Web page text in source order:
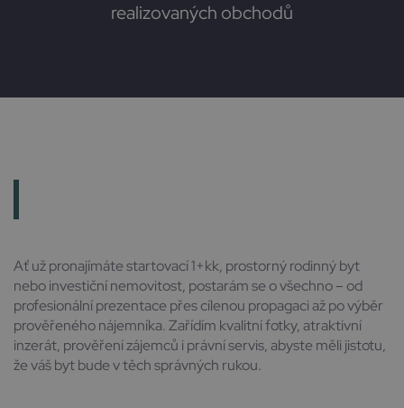
realizovaných obchodů
Ať už pronajímáte startovací 1+kk, prostorný rodinný byt
nebo investiční nemovitost, postarám se o všechno – od
profesionální prezentace přes cílenou propagaci až po výběr
prověřeného nájemníka. Zařídím kvalitní fotky, atraktivní
inzerát, prověření zájemců i právní servis, abyste měli jistotu,
že váš byt bude v těch správných rukou.